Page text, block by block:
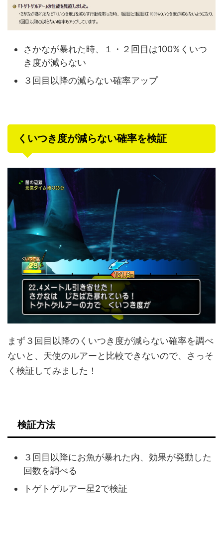
さかなが暴れた時、１・２回目は100%くいつ
き度が減らない
３回目以降の減らない確率アップ
くいつき度が減らない確率を検証
まず３回目以降のくいつき度が減らない確率を調べ
ないと、天使のルアーと比較できないので、さっそ
く検証してみました！
検証方法
３回目以降にお魚が暴れた内、効果が発動した
回数を調べる
トゲトゲルアー星2で検証